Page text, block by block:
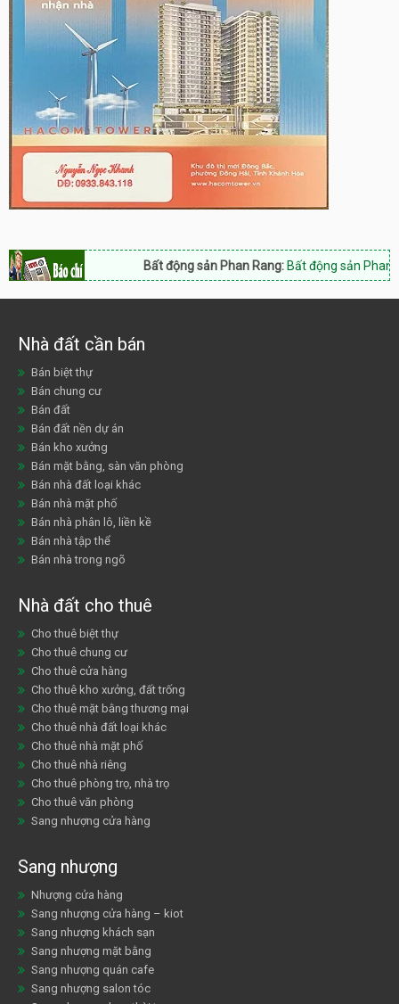
Bất động sản Phan Rang:Bất động sản Phan
Nhà đất cần bán
Bán biệt thự
Bán chung cư
Bán đất
Bán đất nền dự án
Bán kho xưởng
Bán mặt bằng, sàn văn phòng
Bán nhà đất loại khác
Bán nhà mặt phố
Bán nhà phân lô, liền kề
Bán nhà tập thể
Bán nhà trong ngõ
Nhà đất cho thuê
Cho thuê biệt thự
Cho thuê chung cư
Cho thuê cửa hàng
Cho thuê kho xưởng, đất trống
Cho thuê mặt bằng thương mại
Cho thuê nhà đất loại khác
Cho thuê nhà mặt phố
Cho thuê nhà riêng
Cho thuê phòng trọ, nhà trọ
Cho thuê văn phòng
Sang nhượng cửa hàng
Sang nhượng
Nhượng cửa hàng
Sang nhượng cửa hàng – kiot
Sang nhượng khách sạn
Sang nhượng mặt bằng
Sang nhượng quán cafe
Sang nhượng salon tóc